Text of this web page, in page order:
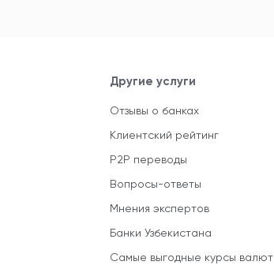
Другие услуги
Отзывы о банках
Клиентский рейтинг
P2P переводы
Вопросы-ответы
Мнения экспертов
Банки Узбекистана
Самые выгодные курсы валют